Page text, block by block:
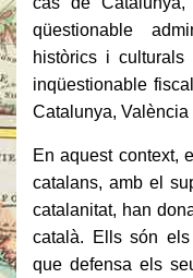
qüestionable
històrics i
inqüestionable
Catalunya, València
En aquest context,
catalans, amb el
catalanitat, han
català.
Ells són
que defensa els